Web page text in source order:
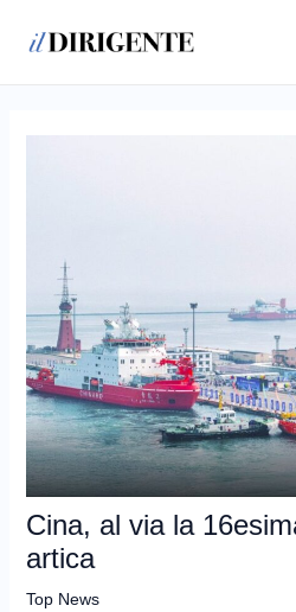
Cina, al via la
artica
Top News
articoli